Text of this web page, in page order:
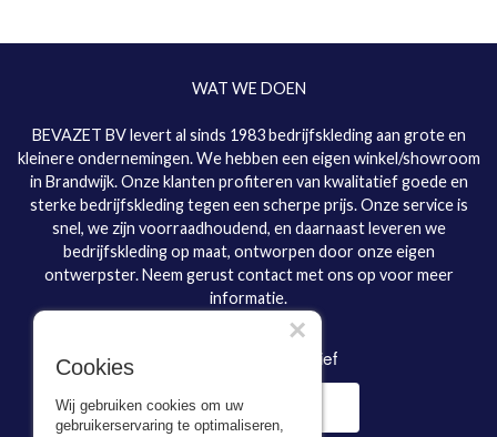
WAT WE DOEN
BEVAZET BV levert al sinds 1983 bedrijfskleding aan grote en
kleinere ondernemingen. We hebben een eigen winkel/showroom
in Brandwijk. Onze klanten profiteren van kwalitatief goede en
sterke bedrijfskleding tegen een scherpe prijs. Onze service is
snel, we zijn voorraadhoudend, en daarnaast leveren we
bedrijfskleding op maat, ontworpen door onze eigen
ontwerpster. Neem gerust contact met ons op voor meer
informatie.
Inschrijven nieuwsbrief
Cookies
Wij gebruiken cookies om uw
gebruikerservaring te optimaliseren,
×